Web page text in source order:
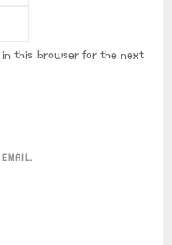
in this browser for the next